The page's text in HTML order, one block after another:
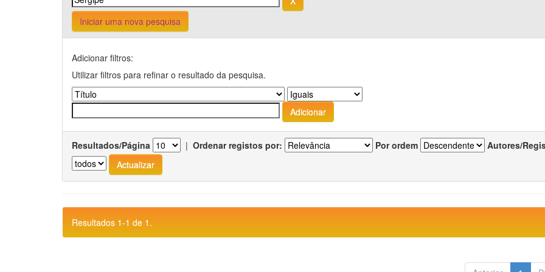
Iniciar uma nova pesquisa
Adicionar filtros:
Utilizar filtros para refinar o resultado da pesquisa.
Resultados/Página | Ordenar registos por: Por ordem Autores/
Resultados 1-1 de 1.